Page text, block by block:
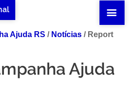
Ajuda RS / Notícias / Report
Ajuda